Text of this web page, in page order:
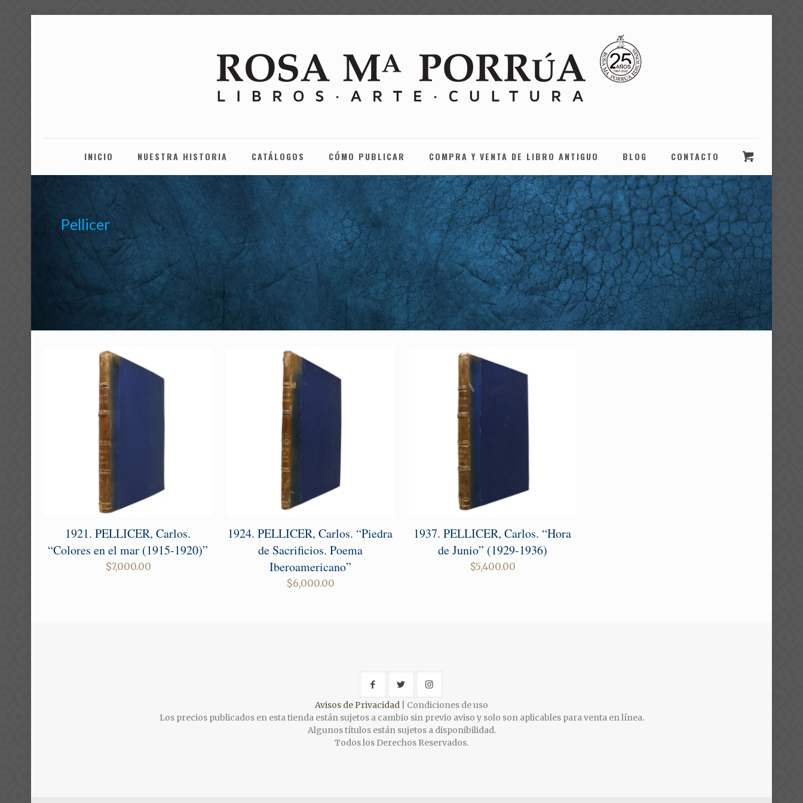
INICIO NUESTRA HISTORIA CATÁLOGOS CÓMO PUBLICAR COMPRA Y VENTA DE LIBRO ANTIGUO BLOG CONTACTO
Pellicer
1921. PELLICER, Carlos.
“Colores en el mar (1915-1920)”
$7,000.00
1924. PELLICER, Carlos. “Piedra
de Sacrificios. Poema
Iberoamericano”
$6,000.00
1937. PELLICER, Carlos. “Hora
de Junio” (1929-1936)
$5,400.00
Avisos de Privacidad | Condiciones de uso
Los precios publicados en esta tienda están sujetos a cambio sin previo aviso y solo son aplicables para venta en línea.
Algunos títulos están sujetos a disponibilidad.
Todos los Derechos Reservados.